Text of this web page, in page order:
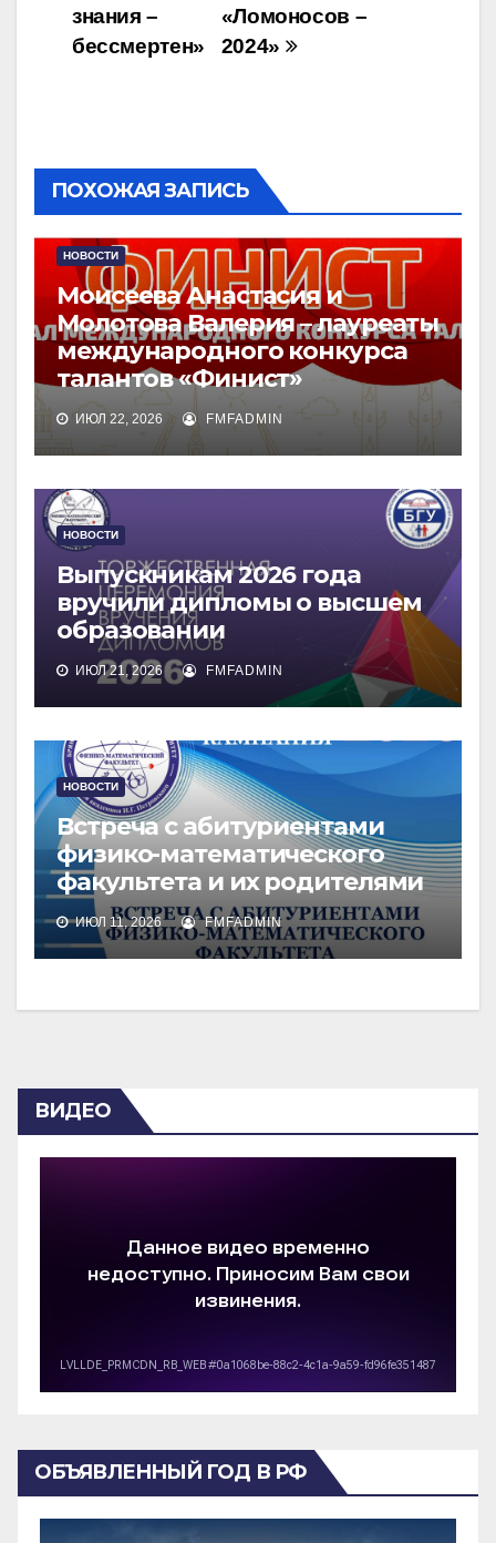
«Ломоносов –
2024»
знания –
бессмертен»
ПОХОЖАЯ ЗАПИСЬ
НОВОСТИ
Моисеева Анастасия и
Молотова Валерия – лауреаты
международного конкурса
талантов «Финист»
ИЮЛ 22, 2026 FMFADMIN
НОВОСТИ
Выпускникам 2026 года
вручили дипломы о высшем
образовании
ИЮЛ 21, 2026 FMFADMIN
НОВОСТИ
Встреча с абитуриентами
физико-математического
факультета и их родителями
ИЮЛ 11, 2026 FMFADMIN
ВИДЕО
ОБЪЯВЛЕННЫЙ ГОД В РФ